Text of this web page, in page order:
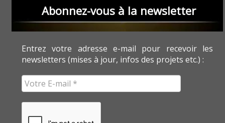
Abonnez-vous à la newsletter
Entrez votre adresse e-mail pour recevoir les
newsletters (mises à jour, infos des projets etc.) :